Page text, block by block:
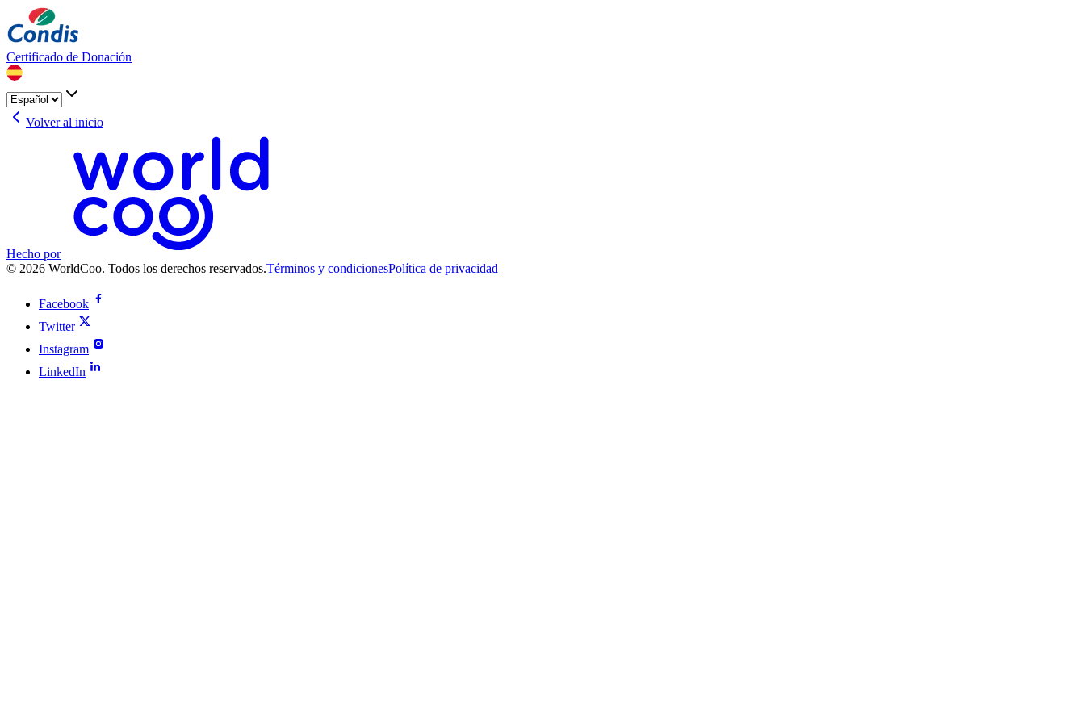
Certificado de Donación
Volver al inicio
Hecho por
© 2026 WorldCoo. Todos los derechos reservados.Términos y condicionesPolítica de privacidad
Facebook
Twitter
Instagram
LinkedIn